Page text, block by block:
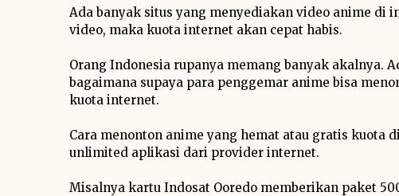
Ada banyak situs yang menyediakan video anime di
video, maka kuota internet akan cepat habis.
Orang Indonesia rupanya memang banyak akalnya.
bagaimana supaya para penggemar anime bisa
kuota internet.
Cara menonton anime yang hemat atau gratis kuota
unlimited aplikasi dari provider internet.
Misalnya kartu Indosat Ooredo memberikan paket